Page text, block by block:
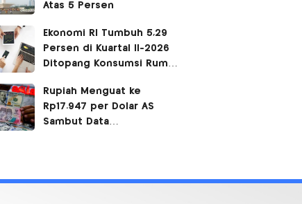
Atas 5 Persen
Ekonomi RI Tumbuh 5,29
Persen di Kuartal II-2026
Ditopang Konsumsi Rumah
Rupiah Menguat ke
Rp17.947 per Dolar AS
Sambut Data